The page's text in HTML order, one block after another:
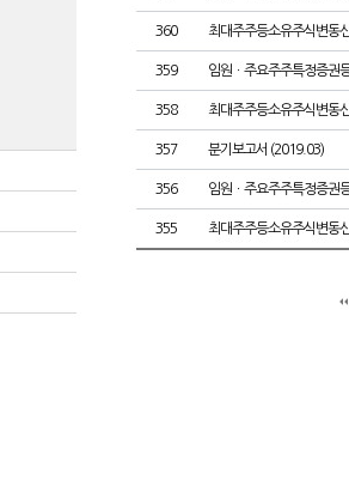
360 최대주주등소유주식변동
359 임원ㆍ주요주주특정증권
358 최대주주등소유주식변동
357 분기보고서 (2019.03)
356 임원ㆍ주요주주특정증권
355 최대주주등소유주식변동